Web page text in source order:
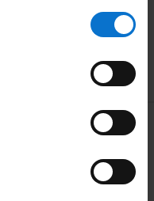
lloc web de la
Education. Session
MENÚ PEU 1